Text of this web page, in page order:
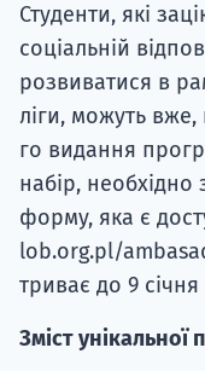
Студенти, які
соціальній
розвиватися в
ліги, можуть вже,
го видання
набір, необхідно
форму, яка є
lob.org.pl/
триває до 9
Зміст унікальної